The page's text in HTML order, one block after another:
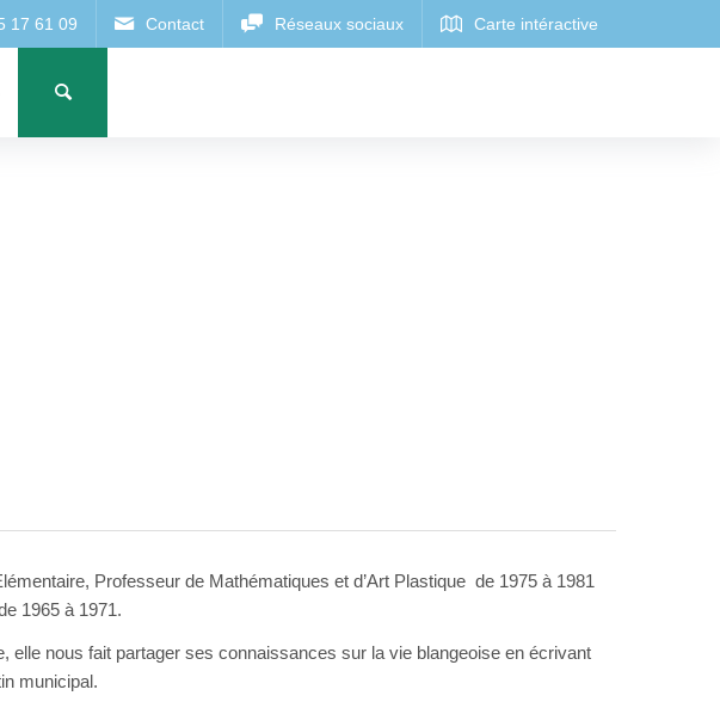
Professeur de Mathématiques et d’Art Plastique de 1975 à 1981
1965 à 1971.
elle nous fait partager ses connaissances sur la vie blangeoise en écrivant
municipal.